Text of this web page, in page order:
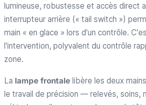
lumineuse, robustesse et accès direct
interrupteur arrière (« tail switch »)
main « en glace » lors d'un contrôle.
l'intervention, polyvalent du contrôle
zone.
La lampe frontale libère les deux
le travail de précision — relevés, soins,